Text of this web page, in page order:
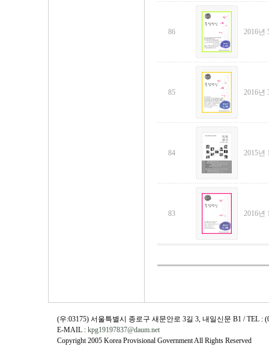
86 2016년
85 2016년
84 2015년
83 2016년
(우:03175) 서울특별시 종로구 새문안로 3길 3, 내일신문 B1 / TEL :
E-MAIL : kpg19197837@daum.net
Copyright 2005 Korea Provisional Government All Rights Reserved